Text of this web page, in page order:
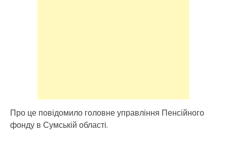
Про це повідомило головне управління Пенсійного
фонду в Сумській області.